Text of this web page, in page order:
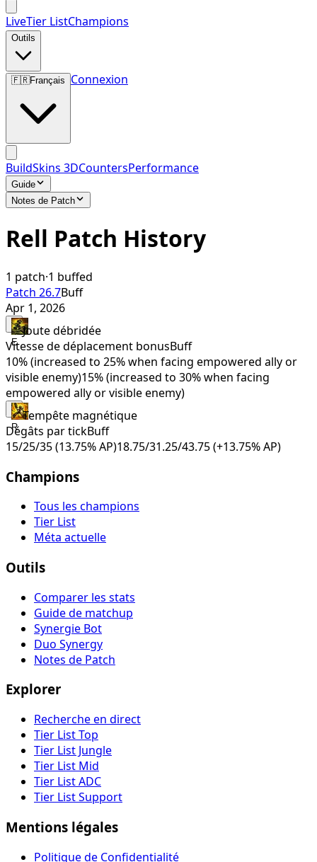
LiveTier ListChampions
Outils
🇫🇷Français Connexion
BuildSkins 3DCountersPerformance
Guide
Notes de Patch
Rell Patch History
1 patch·1 buffed
Patch 26.7Buff
Apr 1, 2026
E
Joute débridée
Vitesse de déplacement bonusBuff
10% (increased to 25% when facing empowered ally or
visible enemy)15% (increased to 30% when facing
empowered ally or visible enemy)
R
Tempête magnétique
Dégâts par tickBuff
15/25/35 (13.75% AP)18.75/31.25/43.75 (+13.75% AP)
Champions
Tous les champions
Tier List
Méta actuelle
Outils
Comparer les stats
Guide de matchup
Synergie Bot
Duo Synergy
Notes de Patch
Explorer
Recherche en direct
Tier List Top
Tier List Jungle
Tier List Mid
Tier List ADC
Tier List Support
Mentions légales
Politique de Confidentialité